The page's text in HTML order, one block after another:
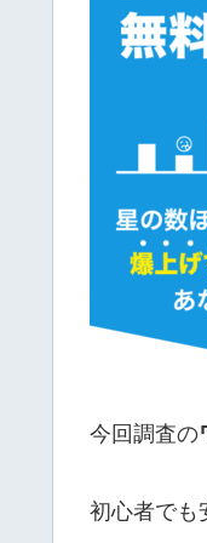
今回調査の
初心者でも